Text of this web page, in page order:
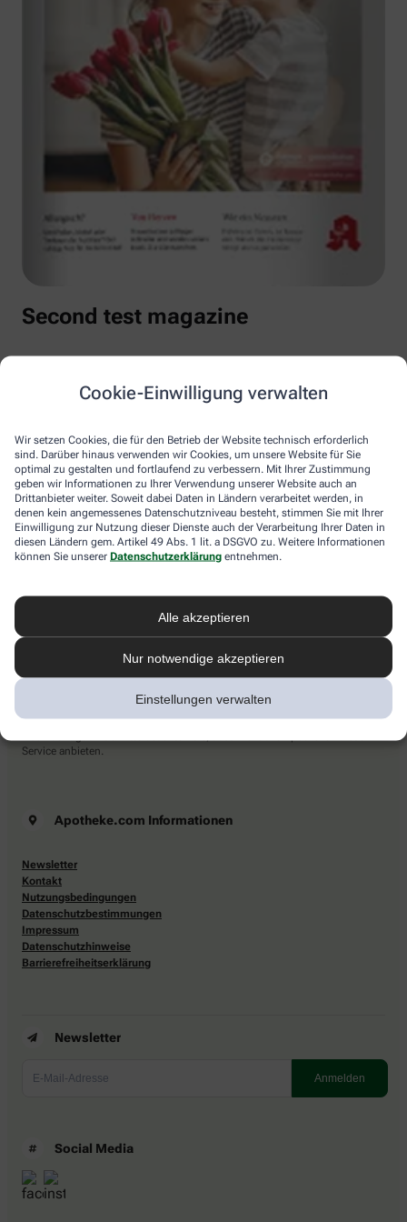
Cookie-Einwilligung verwalten
Wir setzen Cookies, die für den Betrieb der Website technisch erforderlich
sind. Darüber hinaus verwenden wir Cookies, um unsere Website für Sie
optimal zu gestalten und fortlaufend zu verbessern. Mit Ihrer Zustimmung
geben wir Informationen zu Ihrer Verwendung unserer Website auch an
Drittanbieter weiter. Soweit dabei Daten in Ländern verarbeitet werden, in
denen kein angemessenes Datenschutzniveau besteht, stimmen Sie mit Ihrer
Einwilligung zur Nutzung dieser Dienste auch der Verarbeitung Ihrer Daten in
diesen Ländern gem. Artikel 49 Abs. 1 lit. a DSGVO zu. Weitere Informationen
können Sie unserer Datenschutzerklärung entnehmen.
Alle akzeptieren
Nur notwendige akzeptieren
Einstellungen verwalten
Second test magazine
Zahlarten
Bitte beachten Sie, dass nicht jede Apotheke auf ia.de die Möglichkeit der
Online-Zahlung zur Verfügung stellt. Die Bezahlung bei Abholung und die
Bezahlung bei Botendienstlieferungen, sofern ein Botendienst in der von
Service anbieten.
Apotheke.com Informationen
Newsletter
Kontakt
Nutzungsbedingungen
Datenschutzbestimmungen
Impressum
Datenschutzhinweise
Barrierefreiheitserklärung
Newsletter
Social Media